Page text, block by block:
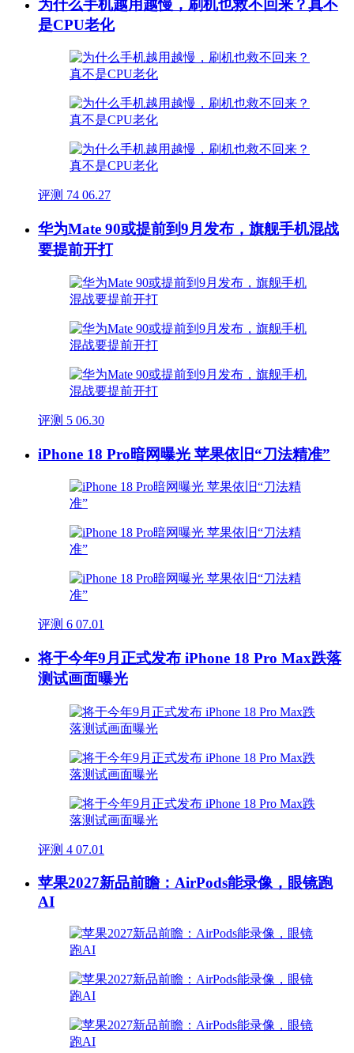
为什么手机越用越慢，刷机也救不回来？真不
是CPU老化
评测 74 06.27
华为Mate 90或提前到9月发布，旗舰手机混战
要提前开打
评测 5 06.30
iPhone 18 Pro暗网曝光 苹果依旧“刀法精准”
评测 6 07.01
将于今年9月正式发布 iPhone 18 Pro Max跌落
测试画面曝光
评测 4 07.01
苹果2027新品前瞻：AirPods能录像，眼镜跑
AI